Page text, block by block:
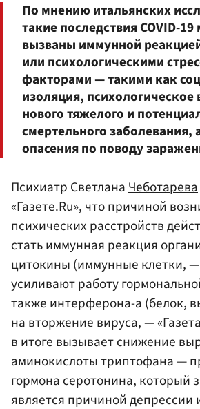
По мнению итальянских
такие последствия COVID-
вызваны иммунной
или психологическими
факторами — такими как
изоляция, психологическое
нового тяжелого и
смертельного заболевания,
опасения по поводу
Психиатр СветланаЧеботарева
«Газете.Ru», что причиной
психических расстройств
стать иммунная реакция
цитокины (иммунные клетки, —
усиливают работу
также интерферона-а (белок,
на вторжение вируса, —
в итоге вызывает снижение
аминокислоты триптофана —
гормона серотонина, который
является причиной депрессии